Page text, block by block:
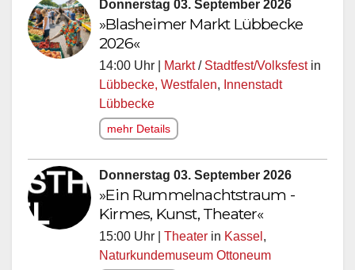
Donnerstag 03. September 2026
»Blasheimer Markt Lübbecke
2026«
14:00 Uhr | Markt/ Stadtfest/Volksfestin
Lübbecke, Westfalen, Innenstadt
Lübbecke
mehr Details
Donnerstag 03. September 2026
»Ein Rummelnachtstraum -
Kirmes, Kunst, Theater«
15:00 Uhr | Theater in Kassel,
Naturkundemuseum Ottoneum